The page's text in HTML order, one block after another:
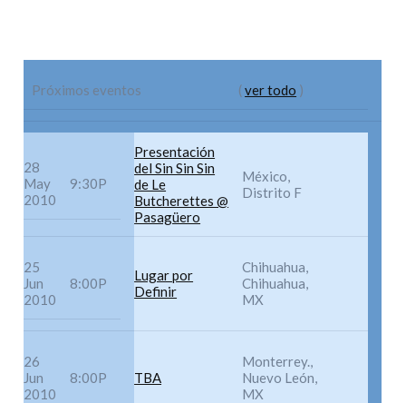
Próximos eventos (ver todo )
28
May
2010
9:30P
Presentación
del Sin Sin Sin
de Le
Butcherettes @
Pasagüero
México,
Distrito F
25
Jun
2010
8:00P
Lugar por
Definir
Chihuahua,
Chihuahua,
MX
26
Jun
2010
8:00P TBA
Monterrey.,
Nuevo León,
MX